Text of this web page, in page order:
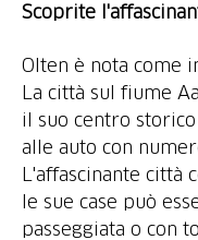
Scoprite
Olten è nota come
La città sul fiume
il suo centro
alle auto con
L'affascinante città
le sue case può
passeggiata o con